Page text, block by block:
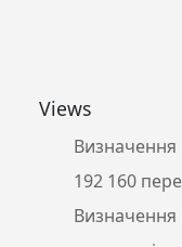
Views
Визначення
192 160
Визначення